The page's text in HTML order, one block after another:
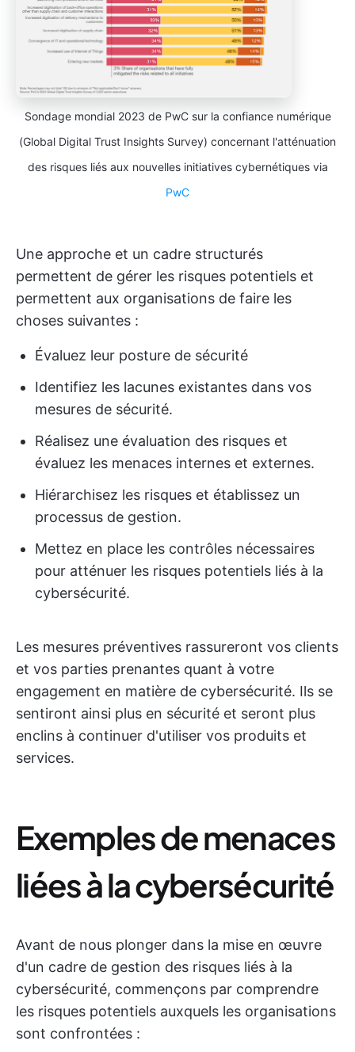
Sondage mondial 2023 de PwC sur la confiance numérique
(Global Digital Trust Insights Survey) concernant l'atténuation
des risques liés aux nouvelles initiatives cybernétiques via
PwC
Une approche et un cadre structurés
permettent de gérer les risques potentiels et
permettent aux organisations de faire les
choses suivantes :
Évaluez leur posture de sécurité
Identifiez les lacunes existantes dans vos
mesures de sécurité.
Réalisez une évaluation des risques et
évaluez les menaces internes et externes.
Hiérarchisez les risques et établissez un
processus de gestion.
Mettez en place les contrôles nécessaires
pour atténuer les risques potentiels liés à la
cybersécurité.
Les mesures préventives rassureront vos clients
et vos parties prenantes quant à votre
engagement en matière de cybersécurité. Ils se
sentiront ainsi plus en sécurité et seront plus
enclins à continuer d'utiliser vos produits et
services.
Exemples de menaces
liées à la cybersécurité
Avant de nous plonger dans la mise en œuvre
d'un cadre de gestion des risques liés à la
cybersécurité, commençons par comprendre
les risques potentiels auxquels les organisations
sont confrontées :